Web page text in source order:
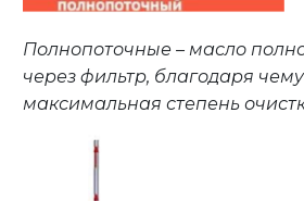
Полнопоточные – масло
через фильтр, благодаря
максимальная степень